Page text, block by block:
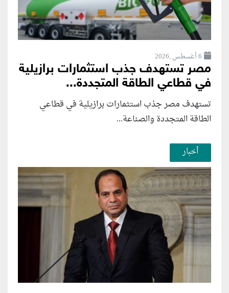
6 أغسطس ,2026
مصر تستهدف جذب استثمارات برازيلية
في قطاعي الطاقة المتجددة...
تستهدف مصر جذب استثمارات برازيلية في قطاعي
الطاقة المتجددة والصناعة...
أخبار